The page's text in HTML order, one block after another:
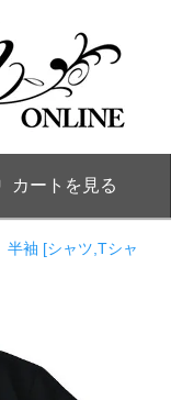
カートを見る
半袖 [シャツ,Tシャ